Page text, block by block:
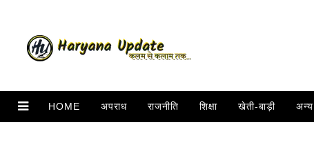
HOME अपराध राजनीति शिक्षा खेती-बाड़ी अन्य